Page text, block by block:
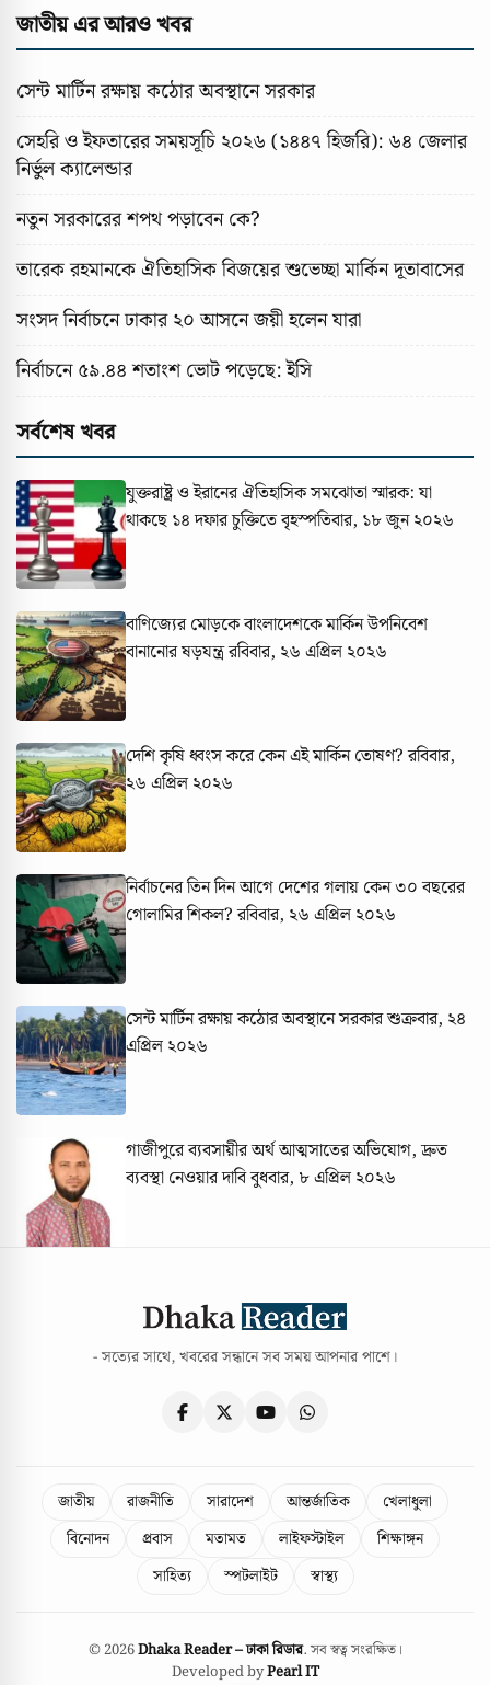
জাতীয় এর আরও খবর
সেন্ট মার্টিন রক্ষায় কঠোর অবস্থানে সরকার
সেহরি ও ইফতারের সময়সূচি ২০২৬ (১৪৪৭ হিজরি): ৬৪ জেলার
নির্ভুল ক্যালেন্ডার
নতুন সরকারের শপথ পড়াবেন কে?
তারেক রহমানকে ঐতিহাসিক বিজয়ের শুভেচ্ছা মার্কিন দূতাবাসের
সংসদ নির্বাচনে ঢাকার ২০ আসনে জয়ী হলেন যারা
নির্বাচনে ৫৯.৪৪ শতাংশ ভোট পড়েছে: ইসি
সর্বশেষ খবর
যুক্তরাষ্ট্র ও ইরানের ঐতিহাসিক সমঝোতা স্মারক: যা
থাকছে ১৪ দফার চুক্তিতেবৃহস্পতিবার, ১৮ জুন ২০২৬
বাণিজ্যের মোড়কে বাংলাদেশকে মার্কিন উপনিবেশ
বানানোর ষড়যন্ত্ররবিবার, ২৬ এপ্রিল ২০২৬
দেশি কৃষি ধ্বংস করে কেন এই মার্কিন তোষণ? রবিবার,
২৬ এপ্রিল ২০২৬
নির্বাচনের তিন দিন আগে দেশের গলায় কেন ৩০ বছরের
গোলামির শিকল? রবিবার, ২৬ এপ্রিল ২০২৬
সেন্ট মার্টিন রক্ষায় কঠোর অবস্থানে সরকারশুক্রবার, ২৪
এপ্রিল ২০২৬
গাজীপুরে ব্যবসায়ীর অর্থ আত্মসাতের অভিযোগ, দ্রুত
ব্যবস্থা নেওয়ার দাবিবুধবার, ৮ এপ্রিল ২০২৬
- সত্যের সাথে, খবরের সন্ধানে সব সময় আপনার পাশে।
জাতীয় রাজনীতি সারাদেশ আন্তর্জাতিক
খেলাধুলা
বিনোদন
প্রবাস মতামত লাইফস্টাইল
শিক্ষাঙ্গন
সাহিত্য
স্পটলাইট স্বাস্থ্য
© 2026Dhaka Reader – ঢাকা রিডার. সব স্বত্ব সংরক্ষিত।
Developed byPearl IT